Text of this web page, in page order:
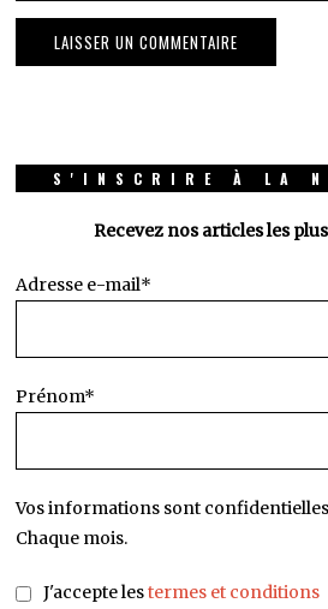
S'INSCRIRE À LA
Recevez nos articles les
Adresse e-mail*
Prénom*
Vos informations sont
Chaque mois.
J'accepte lestermes et conditions